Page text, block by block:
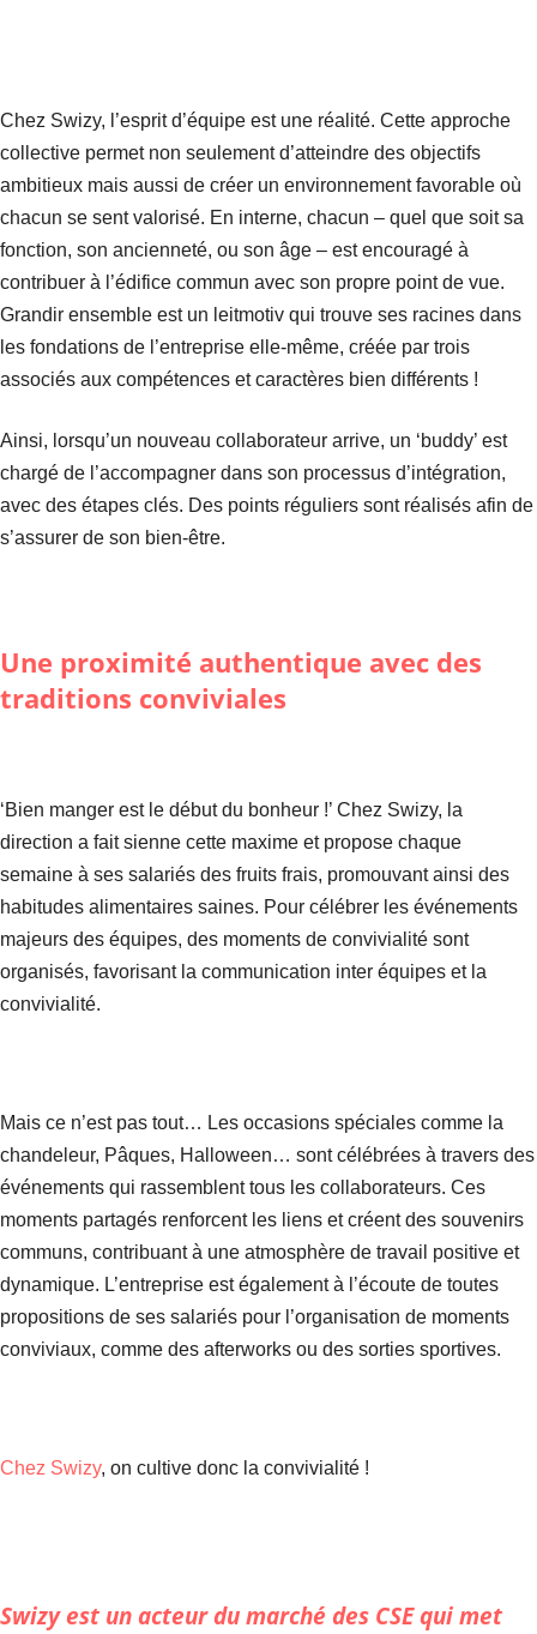
Chez Swizy, l’esprit d’équipe est une réalité. Cette approche
collective permet non seulement d’atteindre des objectifs
ambitieux mais aussi de créer un environnement favorable où
chacun se sent valorisé. En interne, chacun – quel que soit sa
fonction, son ancienneté, ou son âge – est encouragé à
contribuer à l’édifice commun avec son propre point de vue.
Grandir ensemble est un leitmotiv qui trouve ses racines dans
les fondations de l’entreprise elle-même, créée par trois
associés aux compétences et caractères bien différents !
Ainsi, lorsqu’un nouveau collaborateur arrive, un ‘buddy’ est
chargé de l’accompagner dans son processus d’intégration,
avec des étapes clés. Des points réguliers sont réalisés afin de
s’assurer de son bien-être.
Une proximité authentique avec des
traditions conviviales
‘Bien manger est le début du bonheur !’ Chez Swizy, la
direction a fait sienne cette maxime et propose chaque
semaine à ses salariés des fruits frais, promouvant ainsi des
habitudes alimentaires saines. Pour célébrer les événements
majeurs des équipes, des moments de convivialité sont
organisés, favorisant la communication inter équipes et la
convivialité.
Mais ce n’est pas tout… Les occasions spéciales comme la
chandeleur, Pâques, Halloween… sont célébrées à travers des
événements qui rassemblent tous les collaborateurs. Ces
moments partagés renforcent les liens et créent des souvenirs
communs, contribuant à une atmosphère de travail positive et
dynamique. L’entreprise est également à l’écoute de toutes
propositions de ses salariés pour l’organisation de moments
conviviaux, comme des afterworks ou des sorties sportives.
Chez Swizy, on cultive donc la convivialité !
Swizy est un acteur du marché des CSE qui met